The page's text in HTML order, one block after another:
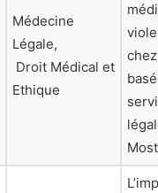
Médecine
Légale,
Droit Médical et
Ethique